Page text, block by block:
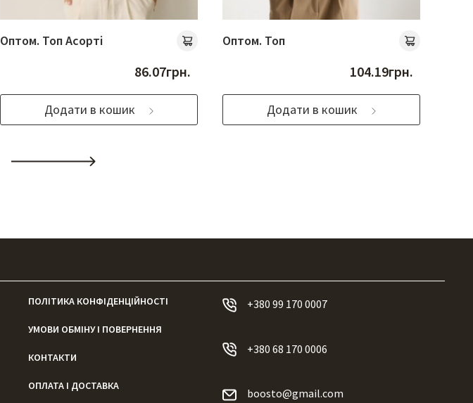
Оптом. Топ Асорті
86.07грн.
Додати в кошик
Оптом. Топ
104.19грн.
Додати в кошик
ПОЛІТИКА КОНФІДЕНЦІЙНОСТІ
УМОВИ ОБМІНУ І ПОВЕРНЕННЯ
КОНТАКТИ
ОПЛАТА І ДОСТАВКА
+380 99 170 0007
+380 68 170 0006
boosto@gmail.com